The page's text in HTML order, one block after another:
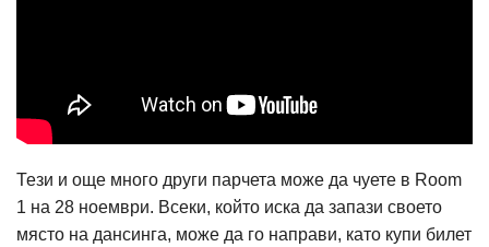
Тези и още много други парчета може да чуете в Room
1 на 28 ноември. Всеки, който иска да запази своето
място на дансинга, може да го направи, като купи билет